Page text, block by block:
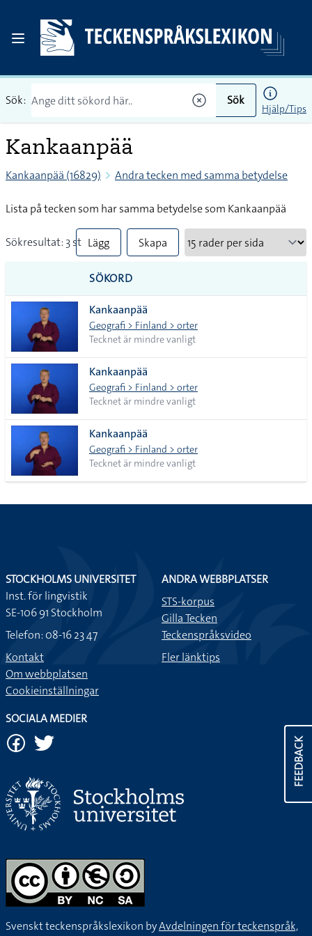
Sök: Sök
Hjälp/Tips
Kankaanpää
Kankaanpää (16829) Andra tecken med samma betydelse
Lista på tecken som har samma betydelse som Kankaanpää
Sökresultat: 3 st Lägg
till
alla i
lista
Skapa
SÖKORD
Kankaanpää
Geografi > Finland > orter
Tecknet är mindre vanligt
Kankaanpää
Geografi > Finland > orter
Tecknet är mindre vanligt
Kankaanpää
Geografi > Finland > orter
Tecknet är mindre vanligt
FEEDBACK
STOCKHOLMS UNIVERSITET
Inst. för lingvistik
SE-106 91 Stockholm
Telefon: 08-16 23 47
Kontakt
Om webbplatsen
Cookieinställningar
ANDRA WEBBPLATSER
STS-korpus
Gilla Tecken
Teckenspråksvideo
Fler länktips
SOCIALA MEDIER
Svenskt teckenspråkslexikon byAvdelningen för teckenspråk,